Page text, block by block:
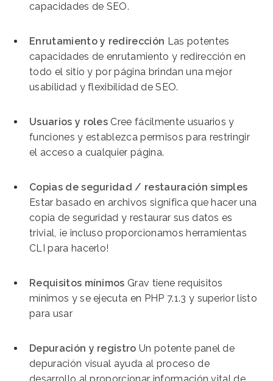
capacidades de SEO.
Enrutamiento y redirección Las potentes
capacidades de enrutamiento y redirección en
todo el sitio y por página brindan una mejor
usabilidad y flexibilidad de SEO.
Usuarios y roles Cree fácilmente usuarios y
funciones y establezca permisos para restringir
el acceso a cualquier página.
Copias de seguridad / restauración simples
Estar basado en archivos significa que hacer una
copia de seguridad y restaurar sus datos es
trivial, ¡e incluso proporcionamos herramientas
CLI para hacerlo!
Requisitos mínimos Grav tiene requisitos
mínimos y se ejecuta en PHP 7.1.3 y superior listo
para usar
Depuración y registro Un potente panel de
depuración visual ayuda al proceso de